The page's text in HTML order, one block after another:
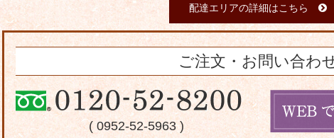
配達エリアの詳細はこちら
ご注文・お問い合わ
( 0952-52-5963 )